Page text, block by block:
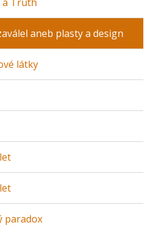
aneb plasty a design
látky
paradox